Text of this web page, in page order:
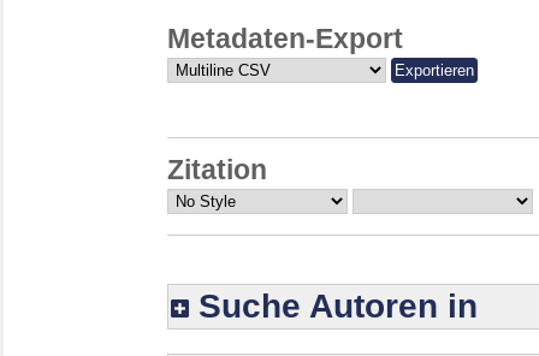
Metadaten-Export
Zitation
Suche Autoren in